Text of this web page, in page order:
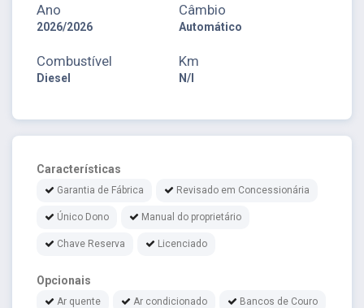
Ano
2026/2026
Câmbio
Automático
Combustível
Diesel
Km
N/I
Características
Garantia de Fábrica Revisado em Concessionária
Único Dono Manual do proprietário
Chave Reserva Licenciado
Opcionais
Ar quente Ar condicionado Bancos de Couro